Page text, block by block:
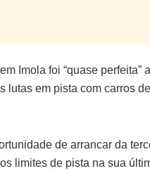
Imola foi “quase
lutas em pista com carros
de arrancar da
limites de pista na sua